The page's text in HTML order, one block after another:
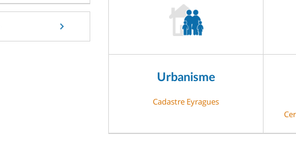
Urbanisme
Cadastre Eyragues